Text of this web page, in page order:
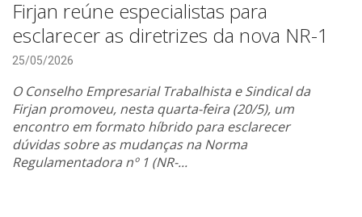
Firjan reúne especialistas para
esclarecer as diretrizes da nova NR-1
25/05/2026
O Conselho Empresarial Trabalhista e Sindical da
Firjan promoveu, nesta quarta-feira (20/5), um
encontro em formato híbrido para esclarecer
dúvidas sobre as mudanças na Norma
Regulamentadora nº 1 (NR-...